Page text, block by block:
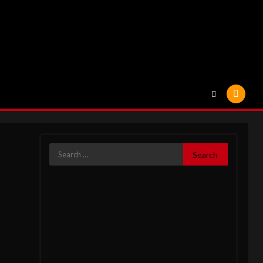
Search
for: